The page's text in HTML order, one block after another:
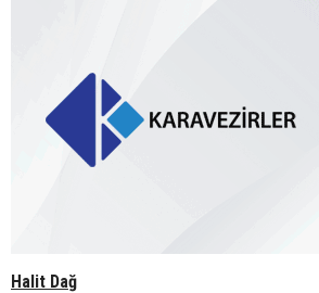
Halit Dağ